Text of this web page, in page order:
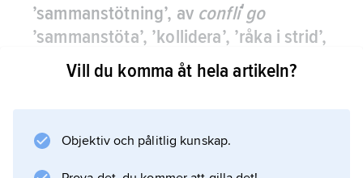
’sammanstötning’, av confliʹgo
’sammanstöta’, ’kollidera’, ’råka i strid’,
’kämpa’) ,
motsättning som kräver
lösning.
inom
Vill du komma åt hela artikeln?
Objektiv och pålitlig kunskap.